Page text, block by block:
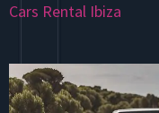
Cars Rental Ibiza